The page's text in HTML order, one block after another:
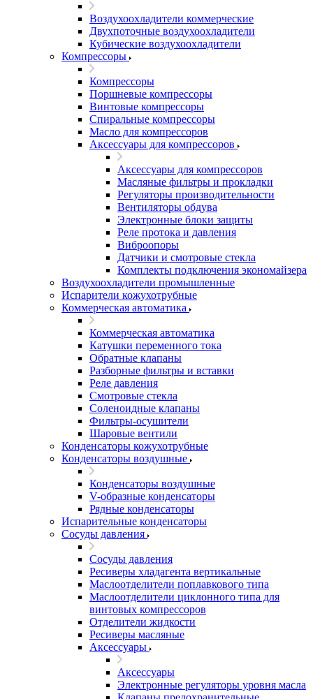
Воздухоохладители коммерческие
Двухпоточные воздухоохладители
Кубические воздухоохладители
Компрессоры
Компрессоры
Поршневые компрессоры
Винтовые компрессоры
Спиральные компрессоры
Масло для компрессоров
Аксессуары для компрессоров
Аксессуары для компрессоров
Масляные фильтры и прокладки
Регуляторы производительности
Вентиляторы обдува
Электронные блоки защиты
Реле протока и давления
Виброопоры
Датчики и смотровые стекла
Комплекты подключения экономайзера
Воздухоохладители промышленные
Испарители кожухотрубные
Коммерческая автоматика
Коммерческая автоматика
Катушки переменного тока
Обратные клапаны
Разборные фильтры и вставки
Реле давления
Смотровые стекла
Соленоидные клапаны
Фильтры-осушители
Шаровые вентили
Конденсаторы кожухотрубные
Конденсаторы воздушные
Конденсаторы воздушные
V-образные конденсаторы
Рядные конденсаторы
Испарительные конденсаторы
Сосуды давления
Сосуды давления
Ресиверы хладагента вертикальные
Маслоотделители поплавкового типа
Маслоотделители циклонного типа для
винтовых компрессоров
Отделители жидкости
Ресиверы масляные
Аксессуары
Аксессуары
Электронные регуляторы уровня масла